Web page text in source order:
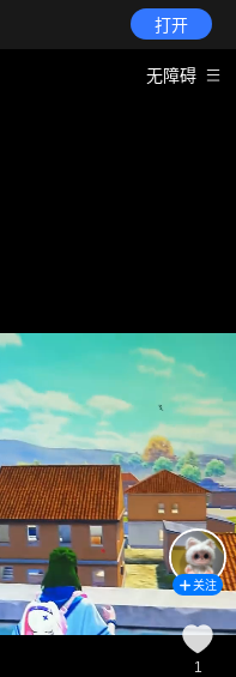
打开
无障碍
关注
1